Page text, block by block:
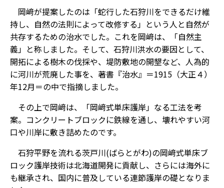
岡﨑が提案したのは「蛇行した石狩川をできるだけ維
持し、自然の法則によって改修する」という人と自然が
共存するための治水でした。これを岡﨑は、「自然主
義」と称しました。そして、石狩川洪水の要因として、
開拓による樹木の伐採や、堤防敷地の開墾など、人為的
に河川が荒廃した事を、著書『治水』＝1915（大正４）
年12月＝の中で指摘しました。
その上で岡﨑は、「岡﨑式単床護岸」なる工法を考
案。コンクリートブロックに鉄線を通し、壊れやすい河
口や川岸に敷き詰めたのです。
石狩平野を流れる茨戸川(ばらとがわ)の岡﨑式単床ブ
ロック護岸技術は北海道開発に貢献し、さらには海外に
も継承され、国内に普及している連節護岸の礎となりま